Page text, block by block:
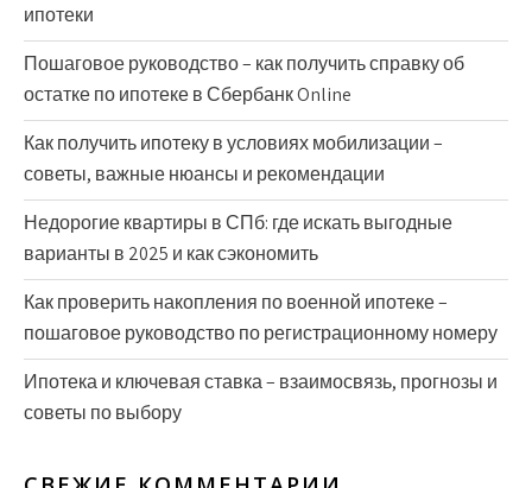
ипотеки
Пошаговое руководство – как получить справку об
остатке по ипотеке в Сбербанк Online
Как получить ипотеку в условиях мобилизации –
советы, важные нюансы и рекомендации
Недорогие квартиры в СПб: где искать выгодные
варианты в 2025 и как сэкономить
Как проверить накопления по военной ипотеке –
пошаговое руководство по регистрационному номеру
Ипотека и ключевая ставка – взаимосвязь, прогнозы и
советы по выбору